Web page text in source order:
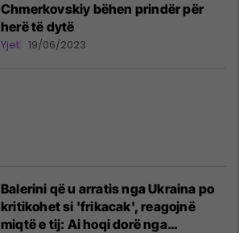
Chmerkovskiy bëhen prindër për
herë të dytë
Yjet 19/06/2023
Balerini që u arratis nga Ukraina po
kritikohet si 'frikacak', reagojnë
miqtë e tij: Ai hoqi dorë nga